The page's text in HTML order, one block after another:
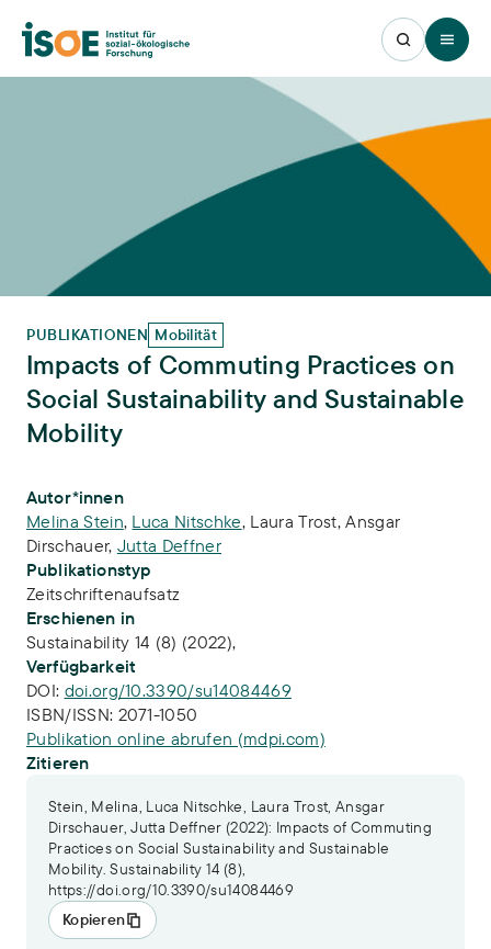
Open
PUBLIKATIONEN Mobilität
Impacts of Commuting Practices on
Social Sustainability and Sustainable
Mobility
Publikations-Infos
Autor*innen
Melina Stein, Luca Nitschke, Laura Trost,Ansgar
Dirschauer, Jutta Deffner
Publikationstyp
Zeitschriftenaufsatz
Erschienen in
Sustainability 14 (8) (2022),
Verfügbarkeit
DOI: doi.org/10.3390/su14084469
ISBN/ISSN: 2071-1050
Publikation online abrufen (mdpi.com)
Zitieren
Stein, Melina, Luca Nitschke, Laura Trost, Ansgar
Dirschauer, Jutta Deffner (2022): Impacts of Commuting
Practices on Social Sustainability and Sustainable
Mobility. Sustainability 14 (8),
https://doi.org/10.3390/su14084469
Kopieren